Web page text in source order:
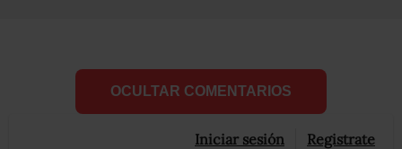
OCULTAR COMENTARIOS
Iniciar sesión Registrate